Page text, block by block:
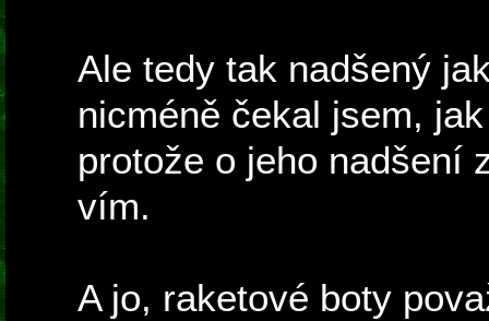
Ale tedy tak nadšený
nicméně čekal jsem,
protože o jeho nadšení
vím.
A jo, raketové boty